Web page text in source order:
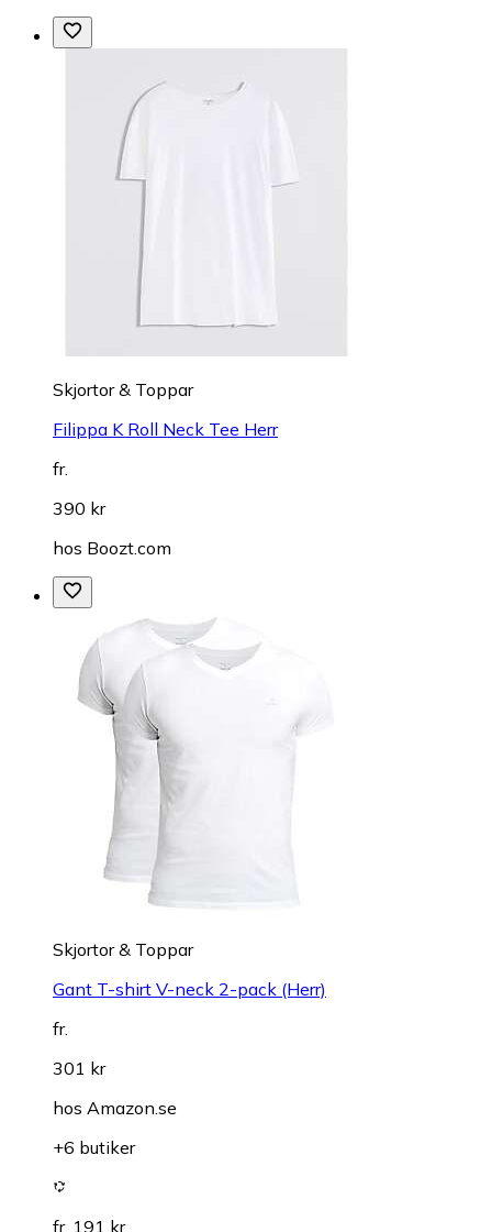
Skjortor & Toppar
Filippa K Roll Neck Tee Herr
fr.
390 kr
hos Boozt.com
Skjortor & Toppar
Gant T-shirt V-neck 2-pack (Herr)
fr.
301 kr
hos Amazon.se
+6 butiker
fr. 191 kr